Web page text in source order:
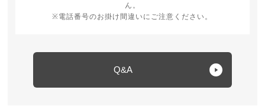
ん。
※電話番号のお掛け間違いにご注意ください。
Q&A